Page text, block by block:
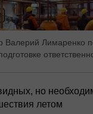
Валерий Лимаренко
но
летом